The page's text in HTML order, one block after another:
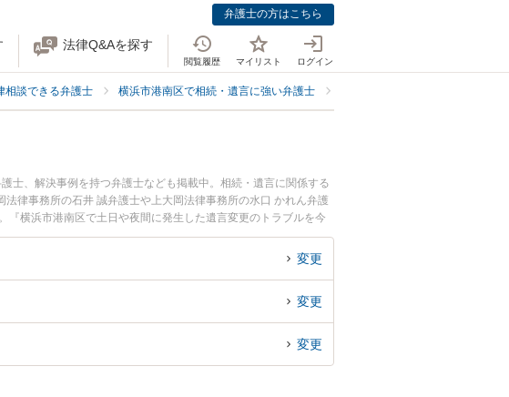
弁護士の方はこちら
法律Q&Aを探す
閲覧履歴 マイリスト ログイン
相談できる弁護士 横浜市港南区で相続・遺言に強い弁護士
士、解決事例を持つ弁護士なども掲載中。相続・遺言に関係する
律事務所の石井 誠弁護士や上大岡法律事務所の水口 かれん弁護
横浜市港南区で土日や夜間に発生した遺言変更のトラブルを今
で遺言変更を法律相談できる横浜市港南区内の弁護士に相談予約
変更
変更
変更